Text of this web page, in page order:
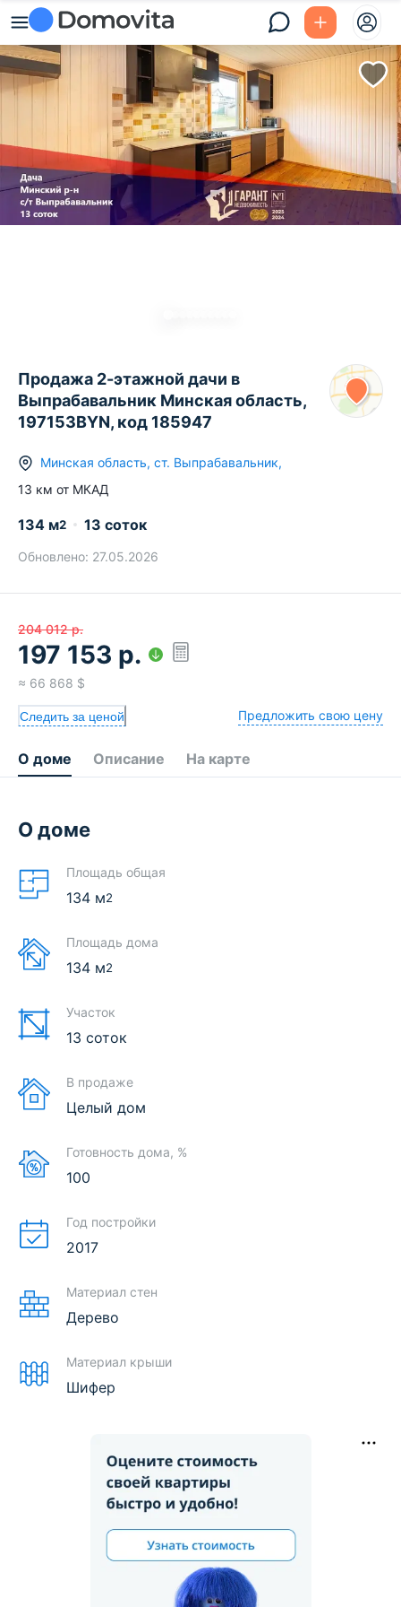
Продажа 2-этажной дачи в
Выпрабавальник Минская область,
197153BYN, код 185947
Минская область, ст. Выпрабавальник,
13 км от МКАД
134 м2 13 соток
Обновлено: 27.05.2026
204 012 р.
197 153 р.
≈ 66 868 $
Следить за ценой Предложить свою цену
О доме Описание На карте
О доме
Площадь общая
134 м2
Площадь дома
134 м2
Участок
13 соток
В продаже
Целый дом
Готовность дома, %
100
Год постройки
2017
Материал стен
Дерево
Материал крыши
Шифер